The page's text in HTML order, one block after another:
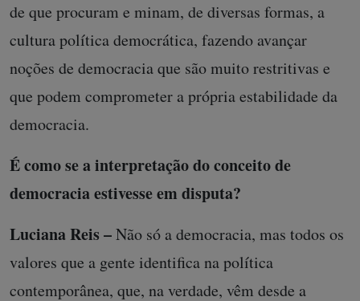
de que procuram e minam, de diversas formas, a
cultura política democrática, fazendo avançar
noções de democracia que são muito restritivas e
que podem comprometer a própria estabilidade da
democracia.
É como se a interpretação do conceito de
democracia estivesse em disputa?
Luciana Reis –Não só a democracia, mas todos os
valores que a gente identifica na política
contemporânea, que, na verdade, vêm desde a